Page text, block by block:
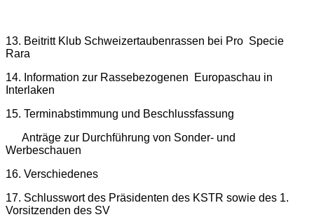
13. Beitritt Klub Schweizertaubenrassen bei Pro Specie
Rara
14. Information zur Rassebezogenen Europaschau in
Interlaken
15. Terminabstimmung und Beschlussfassung
Anträge zur Durchführung von Sonder- und
Werbeschauen
16. Verschiedenes
17. Schlusswort des Präsidenten des KSTR sowie des 1.
Vorsitzenden des SV